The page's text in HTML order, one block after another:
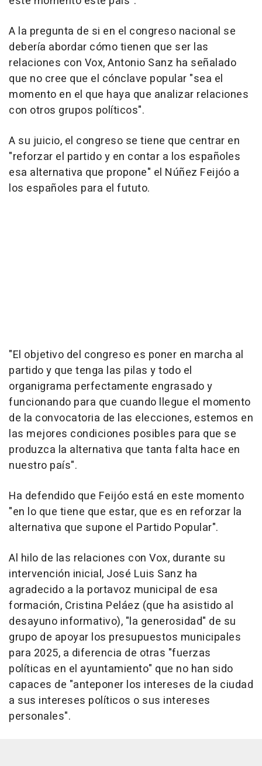
A la pregunta de si en el congreso nacional se
debería abordar cómo tienen que ser las
relaciones con Vox, Antonio Sanz ha señalado
que no cree que el cónclave popular "sea el
momento en el que haya que analizar relaciones
con otros grupos políticos".
A su juicio, el congreso se tiene que centrar en
"reforzar el partido y en contar a los españoles
esa alternativa que propone" el Núñez Feijóo a
los españoles para el fututo.
"El objetivo del congreso es poner en marcha al
partido y que tenga las pilas y todo el
organigrama perfectamente engrasado y
funcionando para que cuando llegue el momento
de la convocatoria de las elecciones, estemos en
las mejores condiciones posibles para que se
produzca la alternativa que tanta falta hace en
nuestro país".
Ha defendido que Feijóo está en este momento
"en lo que tiene que estar, que es en reforzar la
alternativa que supone el Partido Popular".
Al hilo de las relaciones con Vox, durante su
intervención inicial, José Luis Sanz ha
agradecido a la portavoz municipal de esa
formación, Cristina Peláez (que ha asistido al
desayuno informativo), "la generosidad" de su
grupo de apoyar los presupuestos municipales
para 2025, a diferencia de otras "fuerzas
políticas en el ayuntamiento" que no han sido
capaces de "anteponer los intereses de la ciudad
a sus intereses políticos o sus intereses
personales".